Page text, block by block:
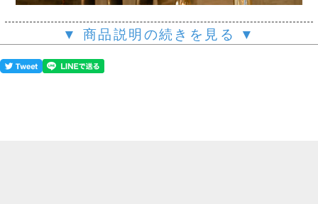
▼ 商品説明の続きを見る ▼